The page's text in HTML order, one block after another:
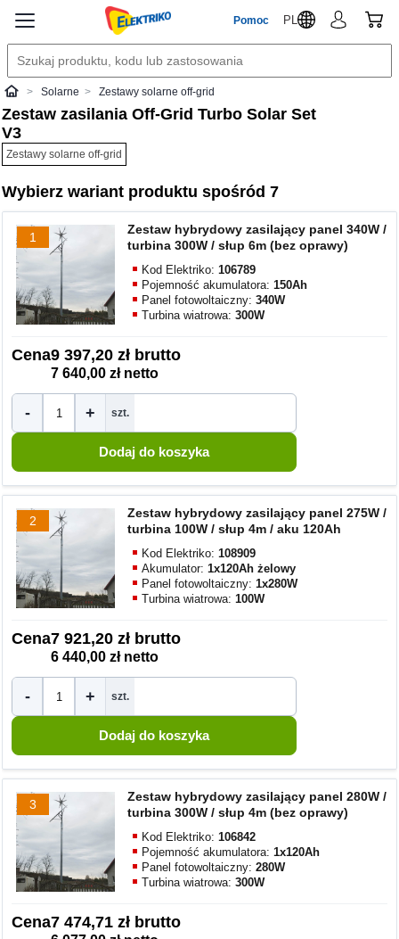
Pomoc PL
ElektrikoSolarne Zestawy solarne off-grid
Zestaw zasilania Off-Grid Turbo Solar Set
V3
Zestawy solarne off-grid
Wybierz wariant produktu spośród 7
1
Zestaw hybrydowy zasilający panel 340W /
turbina 300W / słup 6m (bez oprawy)
Kod Elektriko:106789
Pojemność akumulatora:150Ah
Panel fotowoltaiczny:340W
Turbina wiatrowa:300W
Cena9 397,20 zł brutto
7 640,00 zł netto
- + szt.
2
Zestaw hybrydowy zasilający panel 275W /
turbina 100W / słup 4m / aku 120Ah
Kod Elektriko:108909
Akumulator:1x120Ah żelowy
Panel fotowoltaiczny:1x280W
Turbina wiatrowa:100W
Cena7 921,20 zł brutto
6 440,00 zł netto
- + szt.
3
Zestaw hybrydowy zasilający panel 280W /
turbina 300W / słup 4m (bez oprawy)
Kod Elektriko:106842
Pojemność akumulatora:1x120Ah
Panel fotowoltaiczny:280W
Turbina wiatrowa:300W
Cena7 474,71 zł brutto